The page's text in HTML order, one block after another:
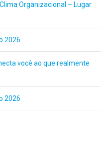
Organizacional – Lugar
2026
você ao que realmente
2026